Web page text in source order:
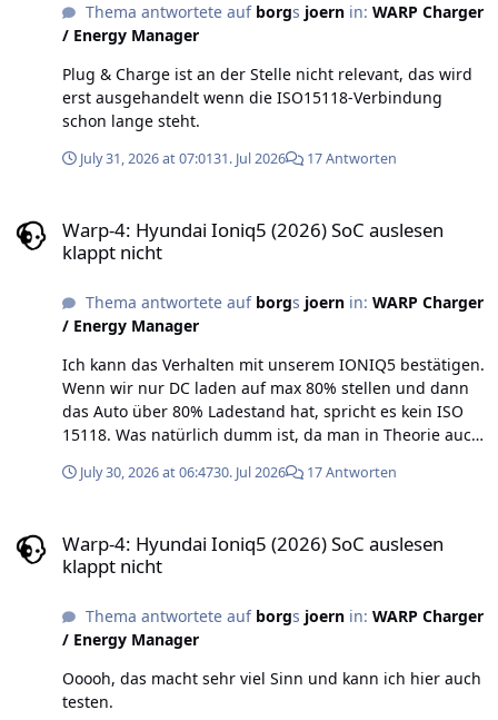
Thema antwortete auf borgs joernin: WARP Charger
/ Energy Manager
Plug & Charge ist an der Stelle nicht relevant, das wird
erst ausgehandelt wenn die ISO15118-Verbindung
schon lange steht.
July 31, 2026 at 07:0131. Jul 2026 17 Antworten
Warp-4: Hyundai Ioniq5 (2026) SoC auslesen
klappt nicht
Thema antwortete auf borgs joernin: WARP Charger
/ Energy Manager
Ich kann das Verhalten mit unserem IONIQ5 bestätigen.
Wenn wir nur DC laden auf max 80% stellen und dann
das Auto über 80% Ladestand hat, spricht es kein ISO
15118. Was natürlich dumm ist, da man in Theorie auch
July 30, 2026 at 06:4730. Jul 2026 17 Antworten
Warp-4: Hyundai Ioniq5 (2026) SoC auslesen
klappt nicht
Thema antwortete auf borgs joernin: WARP Charger
/ Energy Manager
Ooooh, das macht sehr viel Sinn und kann ich hier auch
testen.